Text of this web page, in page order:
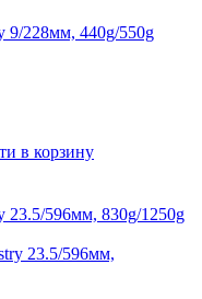
9/228мм, 440g/550g
в корзину
23.5/596мм, 830g/1250g